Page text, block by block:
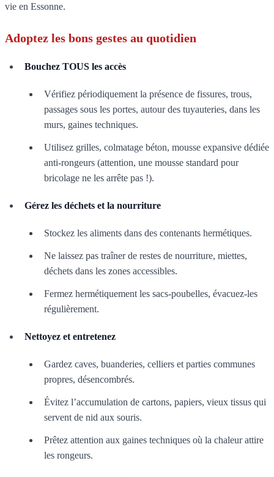
vie en Essonne.
Adoptez les bons gestes au quotidien
Bouchez TOUS les accès
Vérifiez périodiquement la présence de fissures, trous,
passages sous les portes, autour des tuyauteries, dans les
murs, gaines techniques.
Utilisez grilles, colmatage béton, mousse expansive dédiée
anti-rongeurs (attention, une mousse standard pour
bricolage ne les arrête pas !).
Gérez les déchets et la nourriture
Stockez les aliments dans des contenants hermétiques.
Ne laissez pas traîner de restes de nourriture, miettes,
déchets dans les zones accessibles.
Fermez hermétiquement les sacs-poubelles, évacuez-les
régulièrement.
Nettoyez et entretenez
Gardez caves, buanderies, celliers et parties communes
propres, désencombrés.
Évitez l’accumulation de cartons, papiers, vieux tissus qui
servent de nid aux souris.
Prêtez attention aux gaines techniques où la chaleur attire
les rongeurs.